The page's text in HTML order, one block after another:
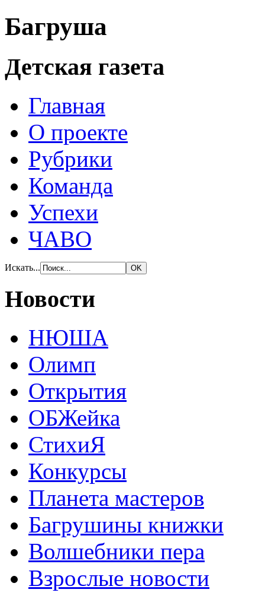
Багруша
Детская газета
Главная
О проекте
Рубрики
Команда
Успехи
ЧАВО
Искать...
Новости
НЮША
Олимп
Открытия
ОБЖейка
СтихиЯ
Конкурсы
Планета мастеров
Багрушины книжки
Волшебники пера
Взрослые новости